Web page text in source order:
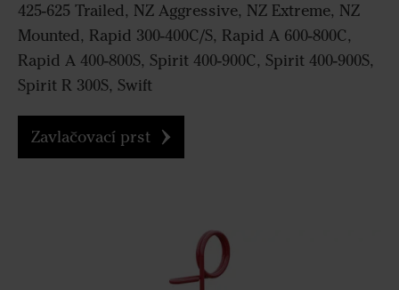
425-625 Trailed, NZ Aggressive, NZ Extreme, NZ
Mounted, Rapid 300-400C/S, Rapid A 600-800C,
Rapid A 400-800S, Spirit 400-900C, Spirit 400-900S,
Spirit R 300S, Swift
Zavlačovací prst